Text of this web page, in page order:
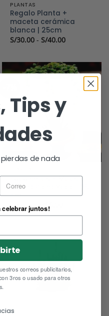
PLANTAS
Regalo Planta +
maceta cerámica
blanca | 25cm
S/30.00 - S/40.00Rango
S/30.00
hasta
S/40.00
Suculentas + Maceta
Robert Plant Yoga | 25
cm
S/ 59.00 El
precio
original
S/ 55.00
actual
Tips y
de nada
celebrar juntos!
correos publicitarios,
3ros o usado para otros